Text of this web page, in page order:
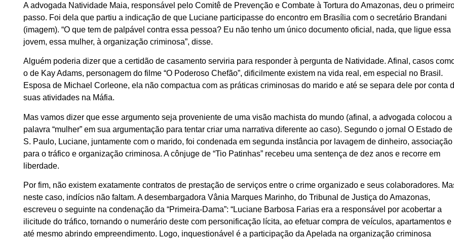
A advogada Natividade Maia, responsável pelo Comitê de Prevenção e Combate à Tortura do Amazonas, deu o
passo. Foi dela que partiu a indicação de que Luciane participasse do encontro em Brasília com o secretário Brandani
(imagem). “O que tem de palpável contra essa pessoa? Eu não tenho um único documento oficial, nada, que ligue essa
jovem, essa mulher, à organização criminosa”, disse.
Alguém poderia dizer que a certidão de casamento serviria para responder à pergunta de Natividade. Afinal, casos
o de Kay Adams, personagem do filme “O Poderoso Chefão”, dificilmente existem na vida real, em especial no Brasil.
Esposa de Michael Corleone, ela não compactua com as práticas criminosas do marido e até se separa dele por conta
suas atividades na Máfia.
Mas vamos dizer que esse argumento seja proveniente de uma visão machista do mundo (afinal, a advogada colocou a
palavra “mulher” em sua argumentação para tentar criar uma narrativa diferente ao caso). Segundo o jornal O Estado de
S. Paulo, Luciane, juntamente com o marido, foi condenada em segunda instância por lavagem de dinheiro, associação
para o tráfico e organização criminosa. A cônjuge de “Tio Patinhas” recebeu uma sentença de dez anos e recorre em
liberdade.
Por fim, não existem exatamente contratos de prestação de serviços entre o crime organizado e seus colaboradores.
neste caso, indícios não faltam. A desembargadora Vânia Marques Marinho, do Tribunal de Justiça do Amazonas,
escreveu o seguinte na condenação da “Primeira-Dama”: “Luciane Barbosa Farias era a responsável por acobertar a
ilicitude do tráfico, tornando o numerário deste com personificação lícita, ao efetuar compra de veículos, apartamentos e
até mesmo abrindo empreendimento. Logo, inquestionável é a participação da Apelada na organização criminosa